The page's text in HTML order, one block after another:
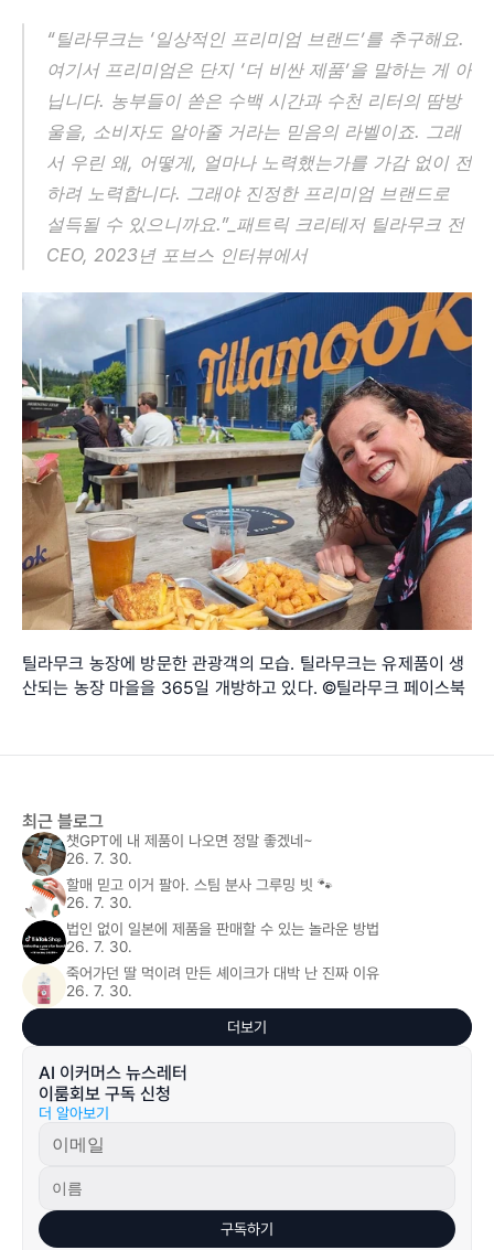
“틸라무크는 ‘일상적인 프리미엄 브랜드’를 추구해요.
여기서 프리미엄은 단지 ‘더 비싼 제품’을 말하는 게 아
닙니다. 농부들이 쏟은 수백 시간과 수천 리터의 땀방
울을, 소비자도 알아줄 거라는 믿음의 라벨이죠. 그래
서 우린 왜, 어떻게, 얼마나 노력했는가를 가감 없이 전
하려 노력합니다. 그래야 진정한 프리미엄 브랜드로
설득될 수 있으니까요.”_패트릭 크리테저 틸라무크 전
CEO, 2023년 포브스 인터뷰에서
틸라무크 농장에 방문한 관광객의 모습. 틸라무크는 유제품이 생
산되는 농장 마을을 365일 개방하고 있다. ©틸라무크 페이스북
최근 블로그
챗GPT에 내 제품이 나오면 정말 좋겠네~
26. 7. 30.
할매 믿고 이거 팔아. 스팀 분사 그루밍 빗 🐾
26. 7. 30.
법인 없이 일본에 제품을 판매할 수 있는 놀라운 방법
26. 7. 30.
죽어가던 딸 먹이려 만든 셰이크가 대박 난 진짜 이유
26. 7. 30.
더보기
AI 이커머스 뉴스레터
이룸회보 구독 신청
더 알아보기
구독하기